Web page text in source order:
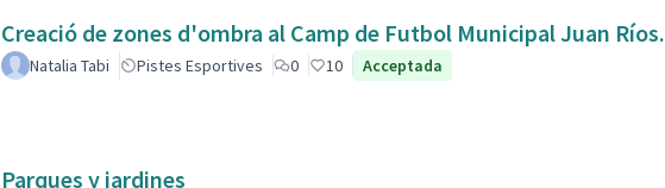
Creació de zones d'ombra al Camp de Futbol Municipal Juan Ríos.
Natalia Tabi Pistes Esportives 0 10 Acceptada
Parques y jardines